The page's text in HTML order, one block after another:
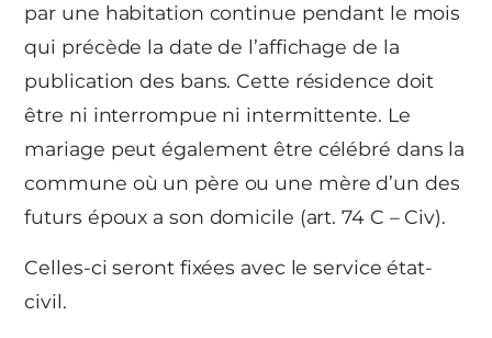
par une habitation continue pendant le mois
qui précède la date de l’affichage de la
publication des bans. Cette résidence doit
être ni interrompue ni intermittente. Le
mariage peut également être célébré dans la
commune où un père ou une mère d’un des
futurs époux a son domicile (art. 74 C – Civ).
Celles-ci seront fixées avec le service état-
civil.